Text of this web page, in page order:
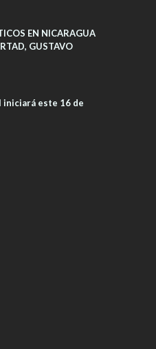
EN NICARAGUA
GUSTAVO
iniciará este 16 de